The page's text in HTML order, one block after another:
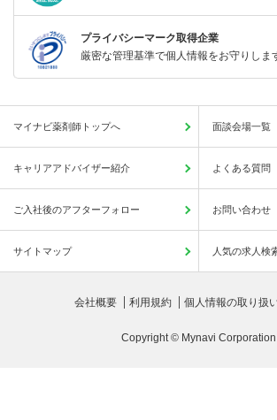
プライバシーマーク取得企業
厳密な管理基準で個人情報をお守りしま
マイナビ薬剤師トップへ 面談会場一覧
キャリアアドバイザー紹介 よくある質問
ご入社後のアフターフォロー お問い合わせ
サイトマップ 人気の求人検
会社概要 利用規約 個人情報の取り扱
Copyright © Mynavi Corporation